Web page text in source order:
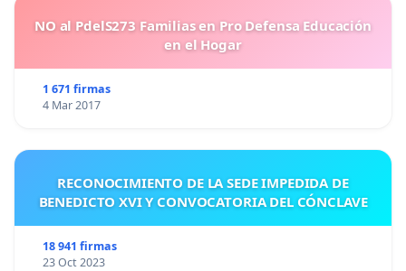
NO al PdelS273 Familias en Pro Defensa Educación
en el Hogar
1 671 firmas
4 Mar 2017
RECONOCIMIENTO DE LA SEDE IMPEDIDA DE
BENEDICTO XVI Y CONVOCATORIA DEL CÓNCLAVE
18 941 firmas
23 Oct 2023